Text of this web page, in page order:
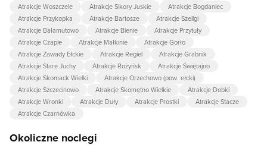
Atrakcje Woszczele
Atrakcje Sikory Juskie
Atrakcje Bogdaniec
Atrakcje Przykopka
Atrakcje Bartosze
Atrakcje Szeligi
Atrakcje Bałamutowo
Atrakcje Bienie
Atrakcje Przytuły
Atrakcje Czaple
Atrakcje Małkinie
Atrakcje Gorło
Atrakcje Zawady Ełckie
Atrakcje Regiel
Atrakcje Grabnik
Atrakcje Stare Juchy
Atrakcje Rożyńsk
Atrakcje Świętajno
Atrakcje Skomack Wielki
Atrakcje Orzechowo (pow. ełcki)
Atrakcje Szczecinowo
Atrakcje Skomętno Wielkie
Atrakcje Dobki
Atrakcje Wronki
Atrakcje Duły Atrakcje Prostki
Atrakcje Stacze
Atrakcje Czarnówka
Okoliczne noclegi